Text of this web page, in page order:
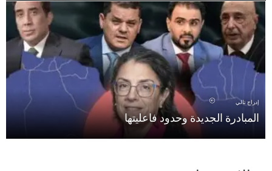
إدراج تالي
المبادرة الجديدة وحدود فاعليتها